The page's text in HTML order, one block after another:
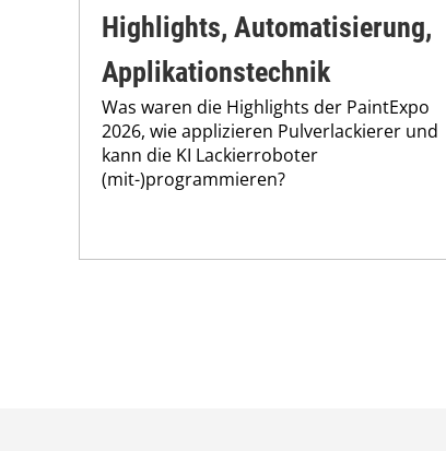
Highlights, Automatisierung,
Applikationstechnik
Was waren die Highlights der PaintExpo
2026, wie applizieren Pulverlackierer und
kann die KI Lackierroboter
(mit-)programmieren?